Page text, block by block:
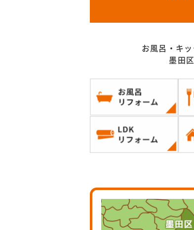
お風呂・キ
墨田